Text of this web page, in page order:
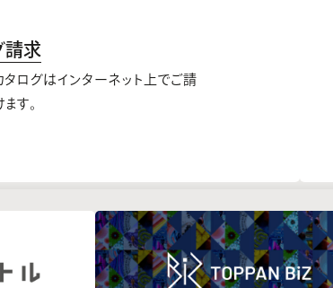
請求
ログはインターネット上でご請
す。